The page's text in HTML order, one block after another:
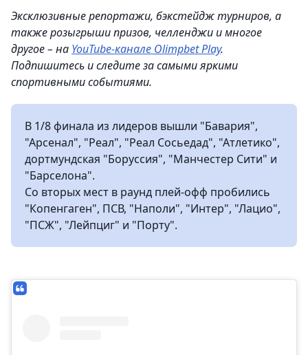
Эксклюзивные репортажи, бэкстейдж турниров, а
также розыгрыши призов, челленджи и многое
другое – на YouTube-канале Olimpbet Play.
Подпишитесь и следите за самыми яркими
спортивными событиями.
В 1/8 финала из лидеров вышли "Бавария",
"Арсенал", "Реал", "Реал Сосьедад", "Атлетико",
дортмундская "Боруссия", "Манчестер Сити" и
"Барселона".
Со вторых мест в раунд плей-офф пробились
"Копенгаген", ПСВ, "Наполи", "Интер", "Лацио",
"ПСЖ", "Лейпциг" и "Порту".